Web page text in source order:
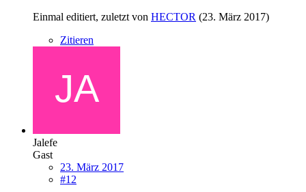
Einmal editiert, zuletzt von HECTOR (23. März 2017)
Zitieren
Jalefe
Gast
23. März 2017
#12